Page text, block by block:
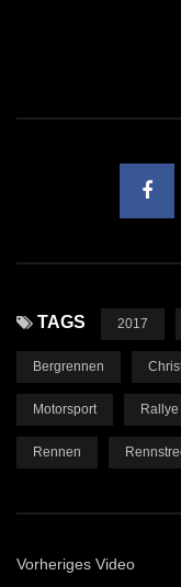
TAGS 2017
Bergrennen
Motorsport Rallye
Rennen
Vorheriges Video